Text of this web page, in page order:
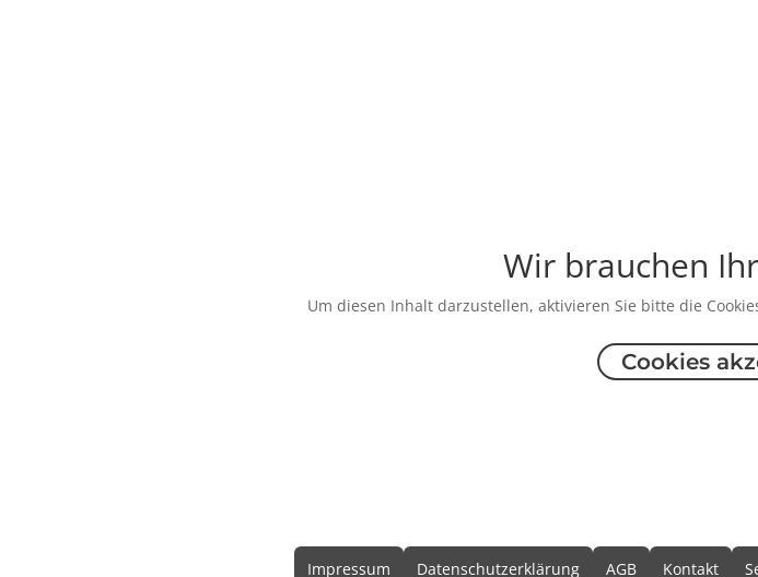
Wir brauchen
Um diesen Inhalt darzustellen, aktivieren Sie bitte die
Cookies
Impressum Datenschutzerklärung AGB Kontakt